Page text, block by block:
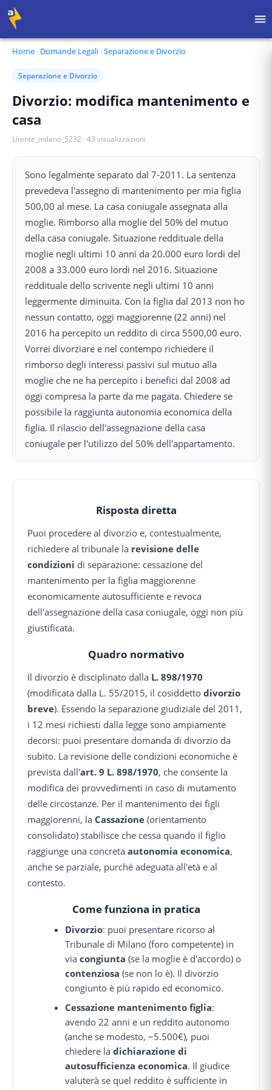
Home · Domande Legali ·Separazione e Divorzio
Separazione e Divorzio
Divorzio: modifica mantenimento e
casa
Utente_milano_5232 · 43 visualizzazioni
Sono legalmente separato dal 7-2011. La sentenza
prevedeva l'assegno di mantenimento per mia figlia
500,00 al mese. La casa coniugale assegnata alla
moglie. Rimborso alla moglie del 50% del mutuo
della casa coniugale. Situazione reddituale della
moglie negli ultimi 10 anni da 20.000 euro lordi del
2008 a 33.000 euro lordi nel 2016. Situazione
reddituale dello scrivente negli ultimi 10 anni
leggermente diminuita. Con la figlia dal 2013 non ho
nessun contatto, oggi maggiorenne (22 anni) nel
2016 ha percepito un reddito di circa 5500,00 euro.
Vorrei divorziare e nel contempo richiedere il
rimborso degli interessi passivi sul mutuo alla
moglie che ne ha percepito i benefici dal 2008 ad
oggi compresa la parte da me pagata. Chiedere se
possibile la raggiunta autonomia economica della
figlia. Il rilascio dell'assegnazione della casa
coniugale per l'utilizzo del 50% dell'appartamento.
Risposta diretta
Puoi procedere al divorzio e, contestualmente,
richiedere al tribunale la revisione delle
condizioni di separazione: cessazione del
mantenimento per la figlia maggiorenne
economicamente autosufficiente e revoca
dell'assegnazione della casa coniugale, oggi non più
giustificata.
Quadro normativo
Il divorzio è disciplinato dalla L. 898/1970
(modificata dalla L. 55/2015, il cosiddetto divorzio
breve). Essendo la separazione giudiziale del 2011,
i 12 mesi richiesti dalla legge sono ampiamente
decorsi: puoi presentare domanda di divorzio da
subito. La revisione delle condizioni economiche è
prevista dall'art. 9 L. 898/1970, che consente la
modifica dei provvedimenti in caso di mutamento
delle circostanze. Per il mantenimento dei figli
maggiorenni, la Cassazione (orientamento
consolidato) stabilisce che cessa quando il figlio
raggiunge una concreta autonomia economica,
anche se parziale, purché adeguata all'età e al
contesto.
Come funziona in pratica
Divorzio: puoi presentare ricorso al
Tribunale di Milano (foro competente) in
viacongiunta (se la moglie è d'accordo) o
contenziosa (se non lo è). Il divorzio
congiunto è più rapido ed economico.
Cessazione mantenimento figlia:
avendo 22 anni e un reddito autonomo
(anche se modesto, ~5.500€), puoi
chiedere ladichiarazione di
autosufficienza economica. Il giudice
valuterà se quel reddito è sufficiente in